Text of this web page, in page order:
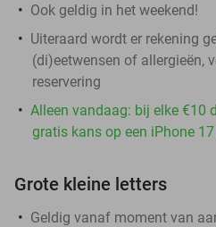
Ook geldig in het weekend!
Uiteraard wordt er rekening
(di)eetwensen of allergieën,
reservering
Alleen vandaag: bij elke €10
gratis kans op een iPhone
Grote kleine letters
Geldig vanaf moment van